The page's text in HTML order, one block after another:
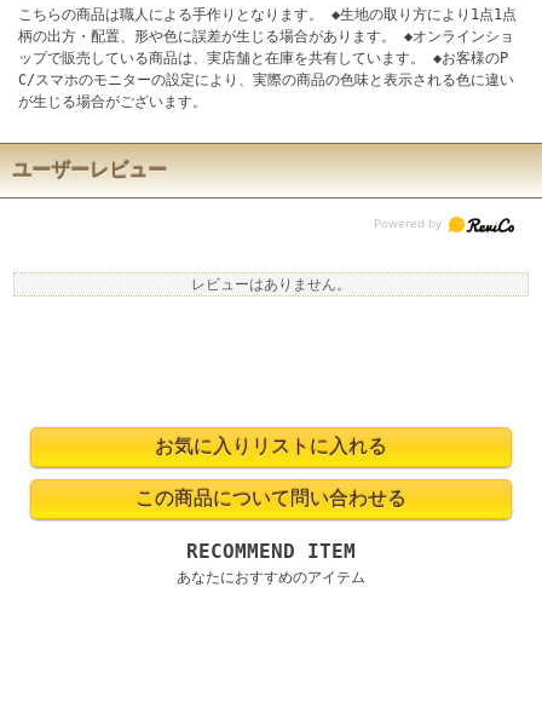
こちらの商品は職人による手作りとなります。 ◆生地の取り方により1点1点
柄の出方・配置、形や色に誤差が生じる場合があります。 ◆オンラインショ
ップで販売している商品は、実店舗と在庫を共有しています。 ◆お客様のP
C/スマホのモニターの設定により、実際の商品の色味と表示される色に違い
が生じる場合がございます。
ユーザーレビュー
レビューはありません。
RECOMMEND ITEM
あなたにおすすめのアイテム